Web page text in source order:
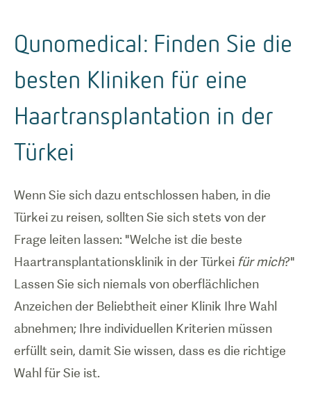
Qunomedical: Finden Sie die
besten Kliniken für eine
Haartransplantation in der
Türkei
Wenn Sie sich dazu entschlossen haben, in die
Türkei zu reisen, sollten Sie sich stets von der
Frage leiten lassen: "Welche ist die beste
Haartransplantationsklinik in der Türkei für mich?"
Lassen Sie sich niemals von oberflächlichen
Anzeichen der Beliebtheit einer Klinik Ihre Wahl
abnehmen; Ihre individuellen Kriterien müssen
erfüllt sein, damit Sie wissen, dass es die richtige
Wahl für Sie ist.